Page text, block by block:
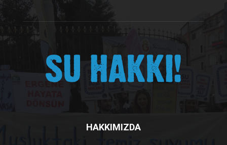
HAKKIMIZDA